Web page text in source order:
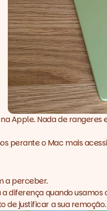
Apple. Nada de
perante o Mac mais
a perceber.
quando
de justificar a sua remoção.